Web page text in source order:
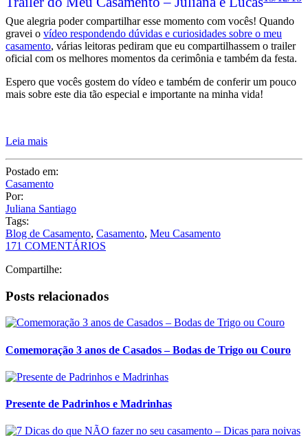
Que alegria poder compartilhar esse momento com vocês! Quando
gravei o vídeo respondendo dúvidas e curiosidades sobre o meu
casamento, várias leitoras pediram que eu compartilhassem o trailer
oficial com os melhores momentos da cerimônia e também da festa.
Espero que vocês gostem do vídeo e também de conferir um pouco
mais sobre este dia tão especial e importante na minha vida!
Leia mais
Postado em:
Casamento
Por:
Juliana Santiago
Tags:
Blog de Casamento, Casamento, Meu Casamento
171 COMENTÁRIOS
Compartilhe:
Posts relacionados
Comemoração 3 anos de Casados – Bodas de Trigo ou Couro
Presente de Padrinhos e Madrinhas